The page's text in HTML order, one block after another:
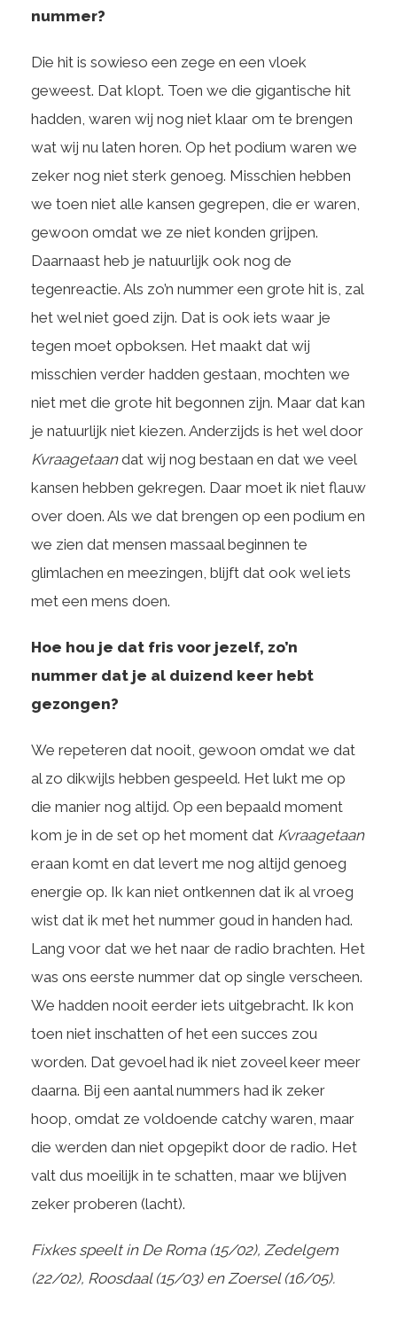
nummer?
Die hit is sowieso een zege en een vloek
geweest. Dat klopt. Toen we die gigantische hit
hadden, waren wij nog niet klaar om te brengen
wat wij nu laten horen. Op het podium waren we
zeker nog niet sterk genoeg. Misschien hebben
we toen niet alle kansen gegrepen, die er waren,
gewoon omdat we ze niet konden grijpen.
Daarnaast heb je natuurlijk ook nog de
tegenreactie. Als zo’n nummer een grote hit is, zal
het wel niet goed zijn. Dat is ook iets waar je
tegen moet opboksen. Het maakt dat wij
misschien verder hadden gestaan, mochten we
niet met die grote hit begonnen zijn. Maar dat kan
je natuurlijk niet kiezen. Anderzijds is het wel door
Kvraagetaandat wij nog bestaan en dat we veel
kansen hebben gekregen. Daar moet ik niet flauw
over doen. Als we dat brengen op een podium en
we zien dat mensen massaal beginnen te
glimlachen en meezingen, blijft dat ook wel iets
met een mens doen.
Hoe hou je dat fris voor jezelf, zo’n
nummer dat je al duizend keer hebt
gezongen?
We repeteren dat nooit, gewoon omdat we dat
al zo dikwijls hebben gespeeld. Het lukt me op
die manier nog altijd. Op een bepaald moment
kom je in de set op het moment dat Kvraagetaan
eraan komt en dat levert me nog altijd genoeg
energie op. Ik kan niet ontkennen dat ik al vroeg
wist dat ik met het nummer goud in handen had.
Lang voor dat we het naar de radio brachten. Het
was ons eerste nummer dat op single verscheen.
We hadden nooit eerder iets uitgebracht. Ik kon
toen niet inschatten of het een succes zou
worden. Dat gevoel had ik niet zoveel keer meer
daarna. Bij een aantal nummers had ik zeker
hoop, omdat ze voldoende catchy waren, maar
die werden dan niet opgepikt door de radio. Het
valt dus moeilijk in te schatten, maar we blijven
zeker proberen (lacht).
Fixkes speelt in De Roma (15/02), Zedelgem
(22/02), Roosdaal (15/03) en Zoersel (16/05).